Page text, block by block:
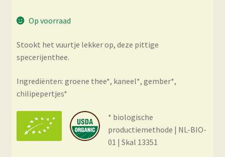
€ 22,25
Op voorraad
Stookt het vuurtje lekker op, deze pittige
specerijenthee.
Ingrediënten: groene thee*, kaneel*, gember*,
chilipepertjes*
* biologische
productiemethode | NL-BIO-
01 | Skal 13351